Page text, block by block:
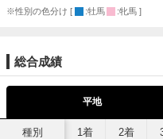
※性別の色分け [ :牡馬 :牝馬 ]
総合成績
平地
種別 1着 2着